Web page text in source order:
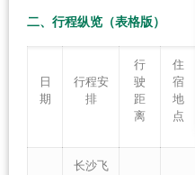
二、 行程纵览（表格版）
日
期
行程安
排
行
驶
距
离
住
宿
地
点
长沙飞